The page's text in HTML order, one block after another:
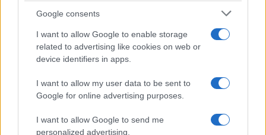
Google consents
I want to allow Google to enable storage
related to advertising like cookies on web or
device identifiers in apps.
I want to allow my user data to be sent to
Google for online advertising purposes.
I want to allow Google to send me
personalized advertising.
Vuoi rimanere sempre aggiornato?
Iscriviti alla newsletter di Gallura Oggi e ricevi le nostre
email periodiche contenenti le ultime notizie pubblicate
sul sito web!
Privacy